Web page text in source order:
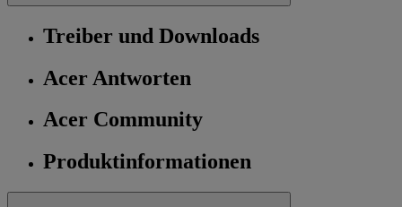
Treiber und Downloads
Acer Antworten
Acer Community
Produktinformationen